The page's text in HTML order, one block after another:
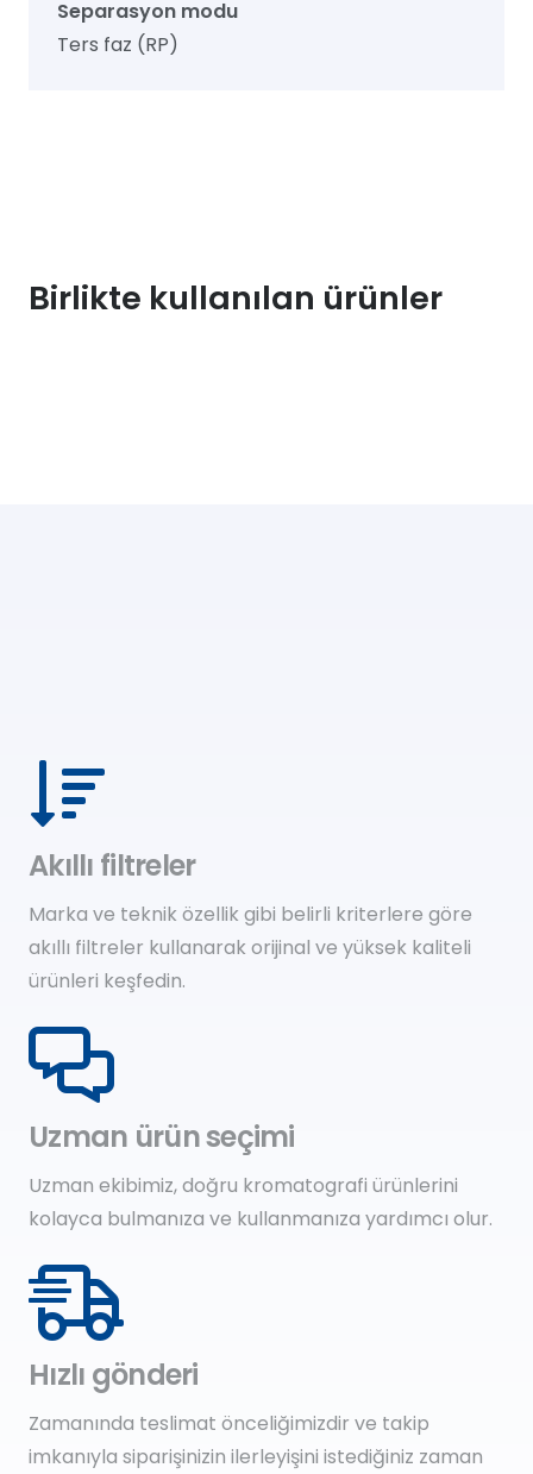
Separasyon modu
Ters faz (RP)
Birlikte kullanılan ürünler
Akıllı filtreler
Marka ve teknik özellik gibi belirli kriterlere göre
akıllı filtreler kullanarak orijinal ve yüksek kaliteli
ürünleri keşfedin.
Uzman ürün seçimi
Uzman ekibimiz, doğru kromatografi ürünlerini
kolayca bulmanıza ve kullanmanıza yardımcı olur.
Hızlı gönderi
Zamanında teslimat önceliğimizdir ve takip
imkanıyla siparişinizin ilerleyişini istediğiniz zaman